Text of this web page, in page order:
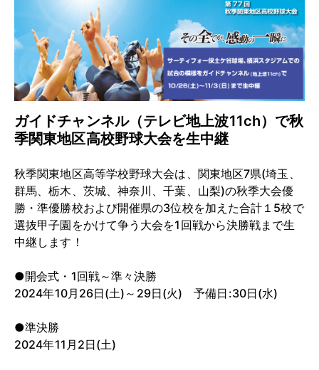
ガイドチャンネル（テレビ地上波11ch）で秋
季関東地区高校野球大会を生中継
秋季関東地区高等学校野球大会は、関東地区7県(埼玉、
群馬、栃木、茨城、神奈川、千葉、山梨)の秋季大会優
勝・準優勝校および開催県の3位校を加えた合計１5校で
選抜甲子園をかけて争う大会を1回戦から決勝戦まで生
中継します！
●開会式・1回戦～準々決勝
2024年10月26日(土)～29日(火) 予備日:30日(水)
●準決勝
2024年11月2日(土)